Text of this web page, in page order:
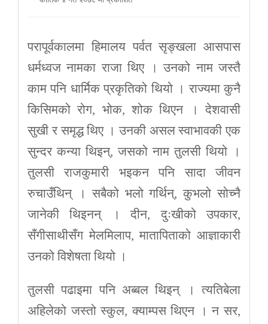
परापूर्वकालमा हिमालय पर्वत सृङ्खला आसपास
धर्मध्वज नामका राजा थिए । उनको नाम जस्तै
काम पनि धार्मिक प्रकृतिको थियो । राज्यमा कुनै
किसिमको रोग, भोक, शोक थिएन । देशवासी
सुखी र समृद्ध थिए । उनकी असल स्वाभावकी एक
सुन्दर कन्या थिइन्, जसको नाम तुलसी थियो ।
तुलसी राजकुमारी भइकन पनि सादा जीवन
रुचाउँथिन् । सबैको भलो गर्थिन्, कुभलो सोच्नै
जानेकी थिइनन् । दीन, दुःखीको उपकार,
सँगीसाथीसँग मेलमिलाप, मातापिताको आज्ञाकारी
उनको विशेषता थियो ।
तुलसी पढाइमा पनि अब्बल थिइन् । त्यतिबेला
अहिलेको जस्तो स्कुल, क्याम्पस थिएन । न सर,